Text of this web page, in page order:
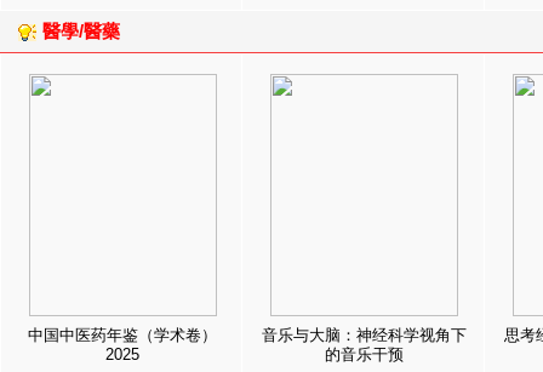
醫學/醫藥
中国中医药年鉴（学术卷）
2025
音乐与大脑：神经科学视角下
的音乐干预
思考